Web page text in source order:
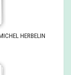
HERBELIN